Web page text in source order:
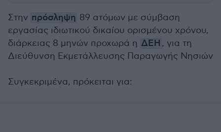
Στην πρόσληψη 89 ατόμων με σύμβαση
εργασίας ιδιωτικού δικαίου ορισμένου χρόνου,
διάρκειας 8 μηνών προχωρά η ΔΕΗ , για τη
Διεύθυνση Εκμετάλλευσης Παραγωγής Νησιών
Συγκεκριμένα, πρόκειται για: